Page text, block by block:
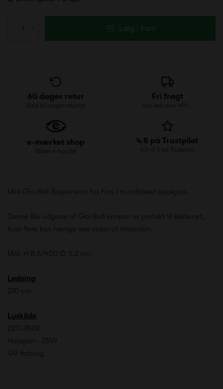
Læg i kurv
60 dages retur
Altid 60 dages returret
Fri fragt
Ved køb over 499,-
e-mærket shop
Sikker e-handel
4.5 på Trustpilot
4.5 af 5 på Trustpilot
Mini Glo-Ball Suspension fra Flos i mundblæst opalglas.
Denne lille udgave af Glo-Ball lampen er perfekt til køkkenet,
hvor flere kan hænge ved siden af hinanden.
Mål: H 8.5/400 Ø 11.2 cm.
Ledning
270 cm.
Lyskilde
220-250V
Halogen - 25W
G9-fatning